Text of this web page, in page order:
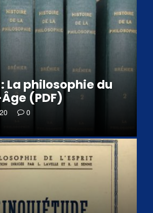
La philosophie du
(PDF)
0